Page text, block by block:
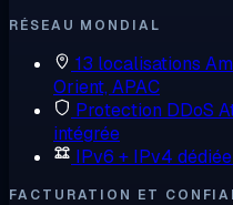
RÉSEAU MONDIAL
13 localisations
Orient, APAC
Protection DDoS
intégrée
IPv6 + IPv4 dédiée
FACTURATION ET